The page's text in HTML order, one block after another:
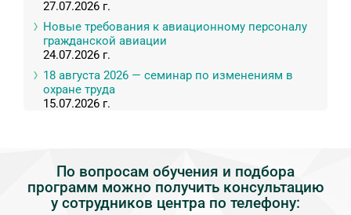
27.07.2026 г.
Новые требования к авиационному персоналу
гражданской авиации
24.07.2026 г.
18 августа 2026 — семинар по изменениям в
охране труда
15.07.2026 г.
По вопросам обучения и подбора
программ можно получить консультацию
у сотрудников центра по телефону: